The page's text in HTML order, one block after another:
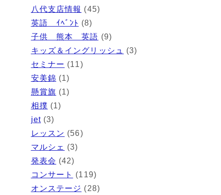
八代支店情報 (45)
英語 ｲﾍﾞﾝﾄ (8)
子供 熊本 英語 (9)
キッズ＆イングリッシュ
(3)
セミナー (11)
安美錦 (1)
懸賞旗 (1)
相撲 (1)
jet(3)
レッスン (56)
マルシェ (3)
発表会 (42)
コンサート
(119)
オンステージ (28)